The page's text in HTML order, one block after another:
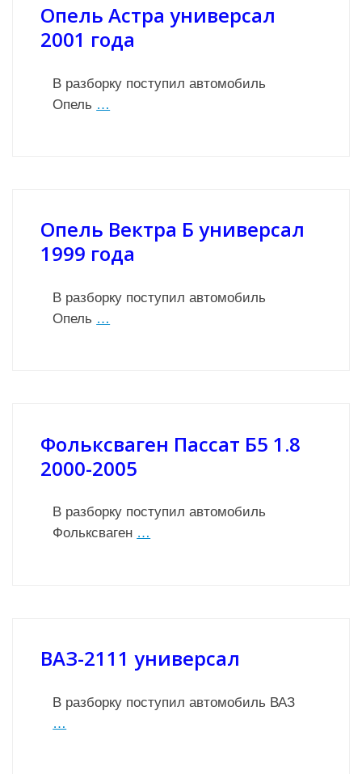
Опель Астра универсал
2001 года
В разборку поступил автомобиль
Опель …
Опель Вектра Б универсал
1999 года
В разборку поступил автомобиль
Опель …
Фольксваген Пассат Б5 1.8
2000-2005
В разборку поступил автомобиль
Фольксваген …
ВАЗ-2111 универсал
В разборку поступил автомобиль ВАЗ
…